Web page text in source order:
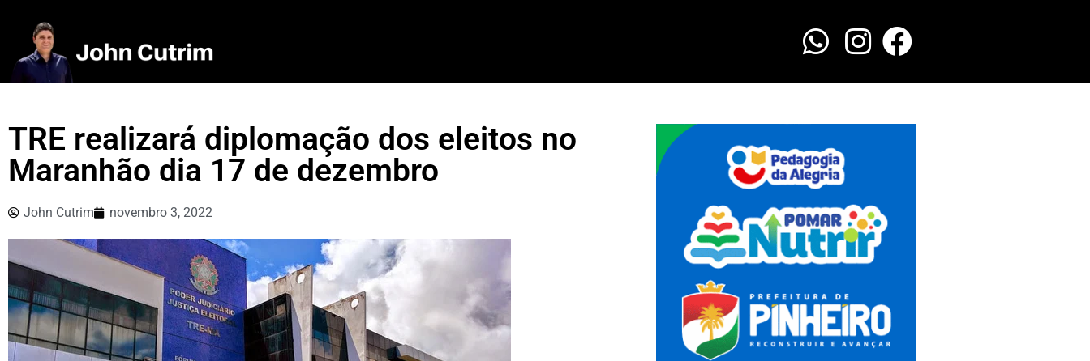
TRE realizará diplomação dos eleitos no
Maranhão dia 17 de dezembro
John Cutrim novembro 3, 2022